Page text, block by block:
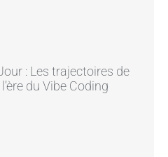
: Les trajectoires de
du Vibe Coding